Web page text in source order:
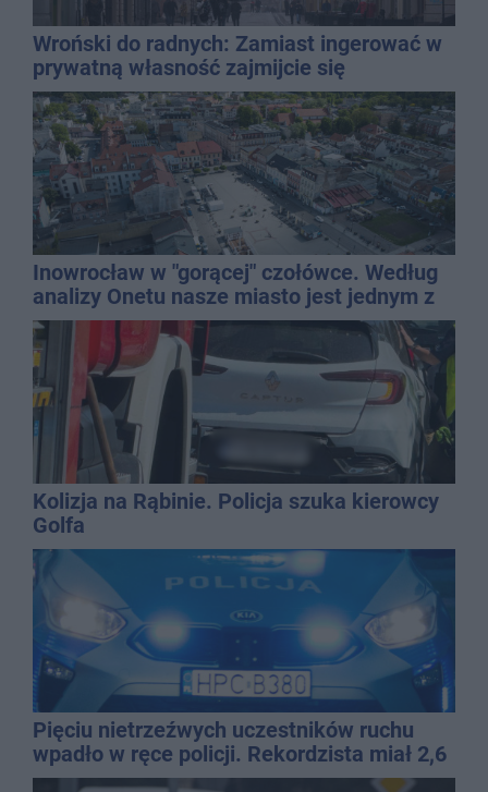
Wroński do radnych: Zamiast ingerować w
prywatną własność zajmijcie się
gospodarką
Inowrocław w "gorącej" czołówce. Według
analizy Onetu nasze miasto jest jednym z
najbardziej narażonych na upały
Kolizja na Rąbinie. Policja szuka kierowcy
Golfa
Pięciu nietrzeźwych uczestników ruchu
wpadło w ręce policji. Rekordzista miał 2,6
promila